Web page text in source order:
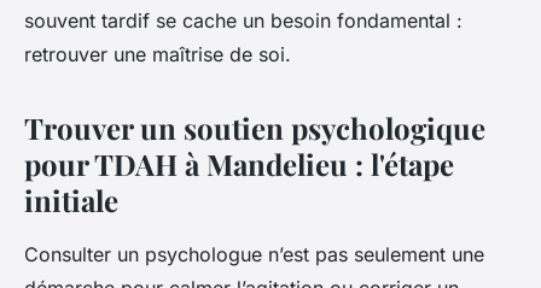
souvent tardif se cache un besoin fondamental :
retrouver une maîtrise de soi.
Trouver un soutien psychologique
pour TDAH à Mandelieu : l'étape
initiale
Consulter un psychologue n’est pas seulement une